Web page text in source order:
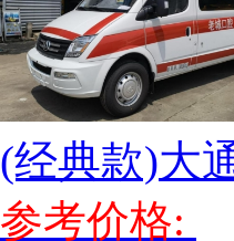
(经典款)大
参考价格: